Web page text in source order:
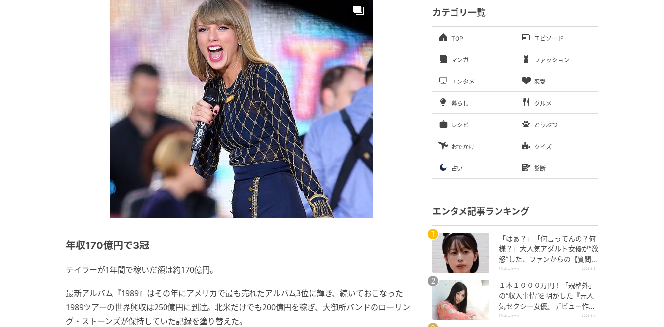
年収170億円で3冠
テイラーが1年間で稼いだ額は約170億円。
最新アルバム『1989』はその年にアメリカで最も売れたアルバム3位に輝き、続いておこなった
1989ツアーの世界興収は250億円に到達。北米だけでも200億円を稼ぎ、大御所バンドのローリン
グ・ストーンズが保持していた記録を塗り替えた。
カテゴリ一覧
TOP エピソード
マンガ ファッション
エンタメ 恋愛
暮らし グルメ
レシピ どうぶつ
おでかけ クイズ
占い 診断
エンタメ記事ランキング
「はぁ？」「何言ってんの？何
様？」大人気アダルト女優が“激
怒”した、ファンからの【質問】
とは
TRILL ニュース 2026.8.5
１本１０００万円！「規格外」
の“収入事情”を明かした『元人
気セクシー女優』デビュー作
が“１０万本”を記録した逸材
TRILL ニュース 2026.8.4